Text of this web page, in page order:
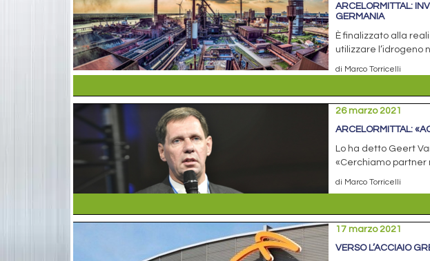
ARCELORMITTAL:
GERMANIA
È finalizzato alla
utilizzare l’idrogeno
di Marco Torricelli
26 marzo 2021
ARCELORMITTAL:
Lo ha detto Geert
«Cerchiamo
di Marco Torricelli
17 marzo 2021
VERSO L’ACCIAIO